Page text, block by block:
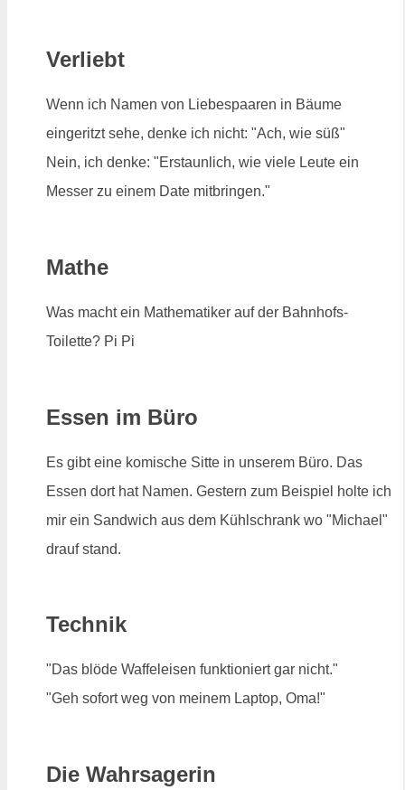
Verliebt
Wenn ich Namen von Liebespaaren in Bäume
eingeritzt sehe, denke ich nicht: "Ach, wie süß"
Nein, ich denke: "Erstaunlich, wie viele Leute ein
Messer zu einem Date mitbringen."
Mathe
Was macht ein Mathematiker auf der Bahnhofs-
Toilette? Pi Pi
Essen im Büro
Es gibt eine komische Sitte in unserem Büro. Das
Essen dort hat Namen. Gestern zum Beispiel holte ich
mir ein Sandwich aus dem Kühlschrank wo "Michael"
drauf stand.
Technik
"Das blöde Waffeleisen funktioniert gar nicht."
"Geh sofort weg von meinem Laptop, Oma!"
Die Wahrsagerin